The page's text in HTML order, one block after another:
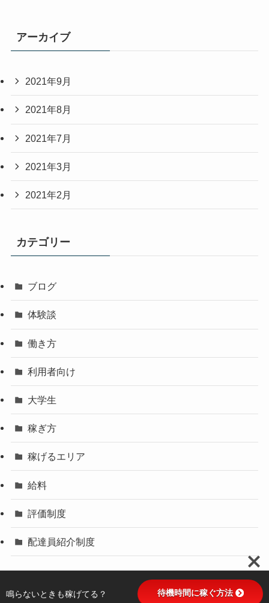
アーカイブ
2021年9月
2021年8月
2021年7月
2021年3月
2021年2月
カテゴリー
ブログ
体験談
働き方
利用者向け
大学生
稼ぎ方
稼げるエリア
給料
評価制度
配達員紹介制度
鳴らないときも稼げてる？ 待機時間に稼ぐ方法